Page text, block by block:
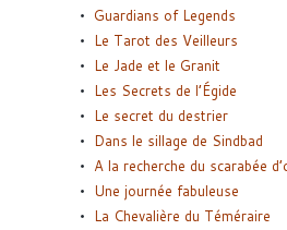
Guardians of Legends
Le Tarot des Veilleurs
Le Jade et le Granit
Les Secrets de l’Égide
Le secret du destrier
Dans le sillage de Sindbad
A la recherche du scarabée
Une journée fabuleuse
La Chevalière du Téméraire